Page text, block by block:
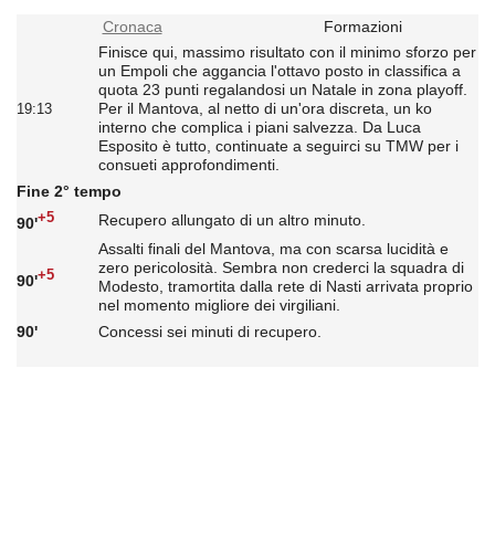
Cronaca Formazioni
19:13
Finisce qui, massimo risultato con il minimo sforzo per
un Empoli che aggancia l'ottavo posto in classifica a
quota 23 punti regalandosi un Natale in zona playoff.
Per il Mantova, al netto di un'ora discreta, un ko
interno che complica i piani salvezza. Da Luca
Esposito è tutto, continuate a seguirci su TMW per i
consueti approfondimenti.
Fine 2° tempo
90'+5 Recupero allungato di un altro minuto.
90'+5
Assalti finali del Mantova, ma con scarsa lucidità e
zero pericolosità. Sembra non crederci la squadra di
Modesto, tramortita dalla rete di Nasti arrivata proprio
nel momento migliore dei virgiliani.
90'
Concessi sei minuti di recupero.